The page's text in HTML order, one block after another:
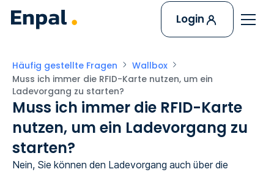
Login
Häufig gestellte Fragen
Wallbox
Muss ich immer die RFID-Karte nutzen, um ein
Ladevorgang zu starten?
Muss ich immer die RFID-Karte
nutzen, um ein Ladevorgang zu
starten?
Nein, Sie können den Ladevorgang auch über die